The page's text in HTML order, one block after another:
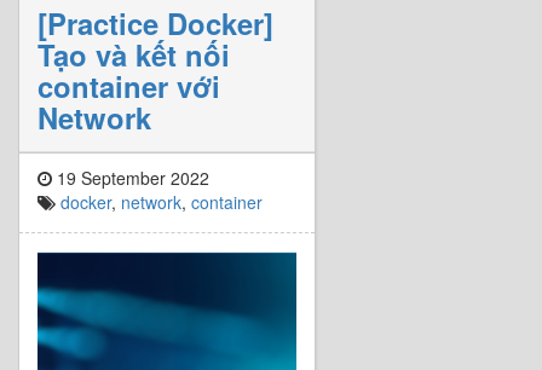
[Practice Docker]
Tạo và kết nối
container với
Network
19 September 2022
docker, network, container